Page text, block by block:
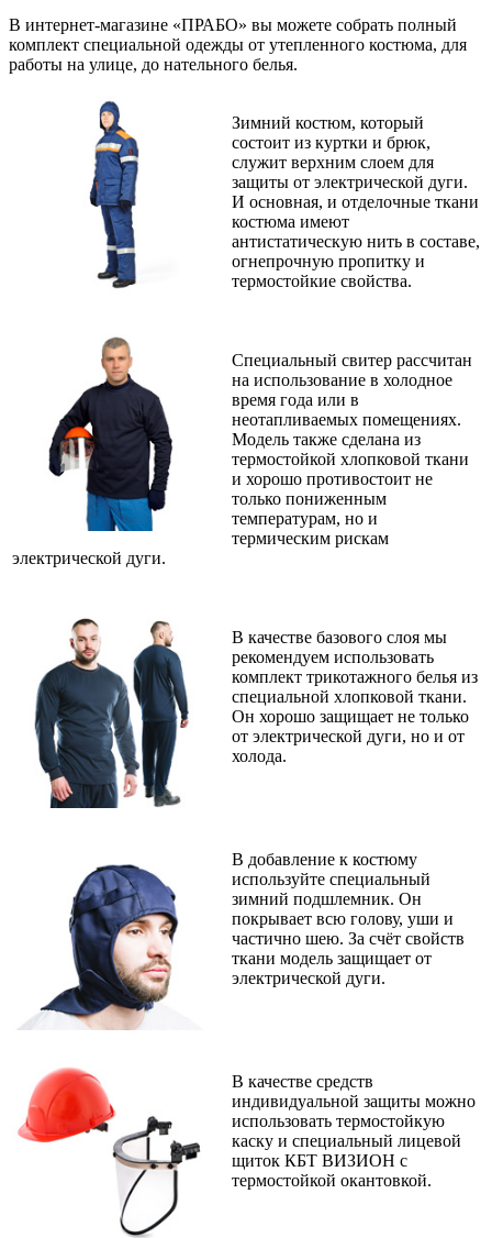
В интернет-магазине «ПРАБО» вы можете собрать полный
комплект специальной одежды от утепленного костюма, для
работы на улице, до нательного белья.
Зимний костюм, который
состоит из куртки и брюк,
служит верхним слоем для
защиты от электрической дуги.
И основная, и отделочные ткани
костюма имеют
антистатическую нить в составе,
огнепрочную пропитку и
термостойкие свойства.
Специальный свитер рассчитан
на использование в холодное
время года или в
неотапливаемых помещениях.
Модель также сделана из
термостойкой хлопковой ткани
и хорошо противостоит не
только пониженным
температурам, но и
термическим рискам
электрической дуги.
В качестве базового слоя мы
рекомендуем использовать
комплект трикотажного белья из
специальной хлопковой ткани.
Он хорошо защищает не только
от электрической дуги, но и от
холода.
В добавление к костюму
используйте специальный
зимний подшлемник. Он
покрывает всю голову, уши и
частично шею. За счёт свойств
ткани модель защищает от
электрической дуги.
В качестве средств
индивидуальной защиты можно
использовать термостойкую
каску и специальный лицевой
щиток КБТ ВИЗИОН с
термостойкой окантовкой.